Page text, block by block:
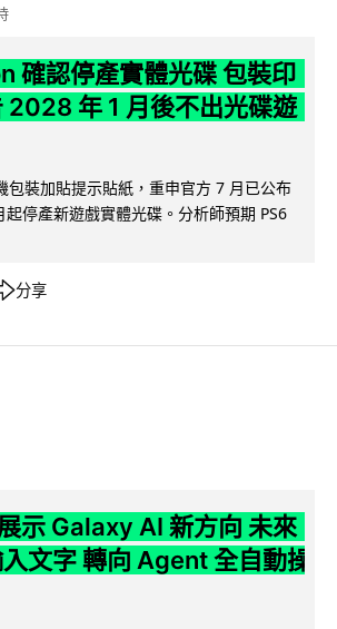
確認停產實體光碟 包裝印
2028 年 1 月後不出光碟遊
包裝加貼提示貼紙，重申官方 7 月已公布
停產新遊戲實體光碟。分析師預期 PS6
分享
示 Galaxy AI 新方向 未來
文字 轉向 Agent 全自動操